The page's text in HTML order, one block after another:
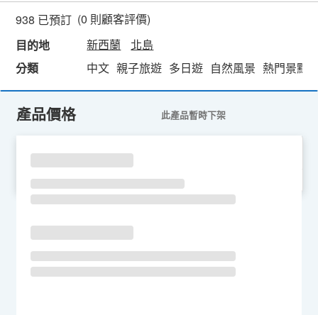
938 已預訂 (0 則顧客評價)
目的地
新西蘭
北島
分類
中文 親子旅遊 多日遊 自然風景 熱門景點
產品價格 此產品暫時下架